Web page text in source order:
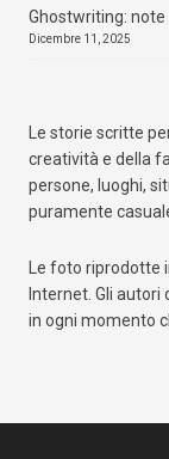
Ghostwriting: note
Dicembre 11, 2025
Le storie scritte
creatività e della
persone, luoghi,
puramente
Le foto riprodotte
Internet. Gli
in ogni momento